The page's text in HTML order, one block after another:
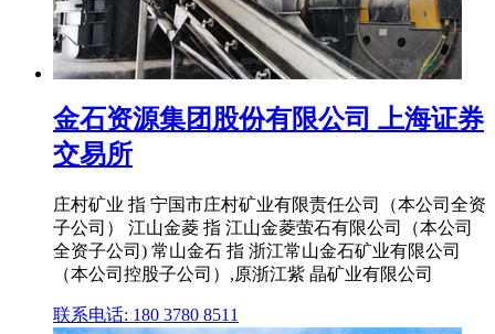
金石资源集团股份有限公司 上海证券
交易所
庄村矿业 指 宁国市庄村矿业有限责任公司（本公司全资
子公司） 江山金菱 指 江山金菱萤石有限公司（本公司
全资子公司) 常山金石 指 浙江常山金石矿业有限公司
（本公司控股子公司）,原浙江紫 晶矿业有限公司
联系电话: 180 3780 8511